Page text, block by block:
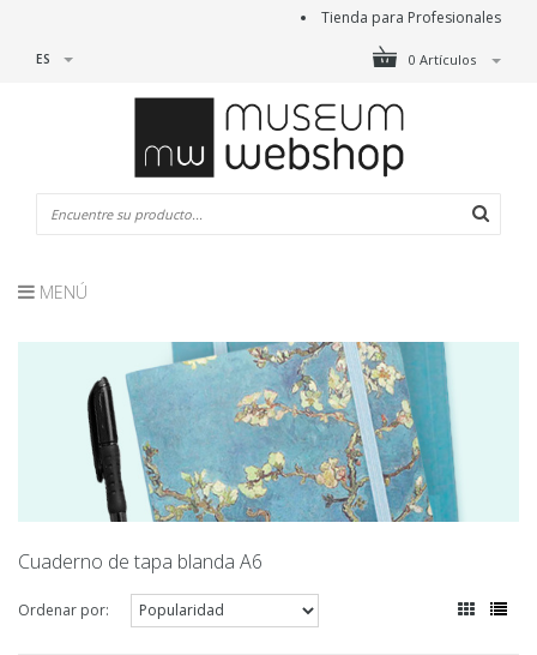
Tienda para Profesionales
0 Artículos
ES
MENÚ
Cuaderno de tapa blanda A6
Ordenar por: